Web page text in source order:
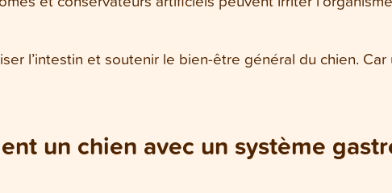
l’intestin et soutenir le bien-être général du chien.
un chien avec un système